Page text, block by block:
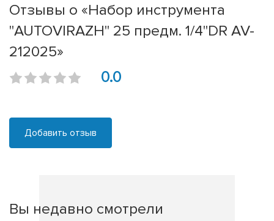
Отзывы о «Набор инструмента
"AUTOVIRAZH" 25 предм. 1/4"DR AV-
212025»
0.0
Добавить отзыв
Вы недавно смотрели